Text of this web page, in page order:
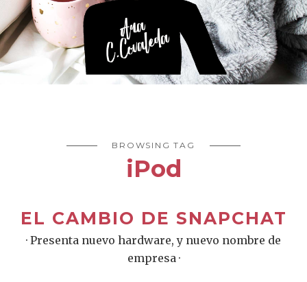
BROWSING TAG
iPod
EL CAMBIO DE SNAPCHAT
· Presenta nuevo hardware, y nuevo nombre de
empresa ·